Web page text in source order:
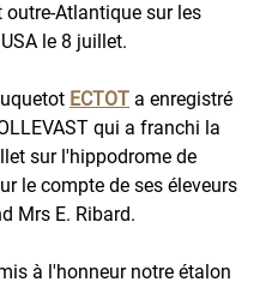
outre-Atlantique sur les
le 8 juillet.
ECTOT a enregistré
qui a franchi la
sur l'hippodrome de
le compte de ses éleveurs
Mrs E. Ribard.
à l'honneur notre étalon